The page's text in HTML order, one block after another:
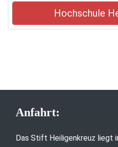
Hochschule
Anfahrt:
Das Stift Heiligenkreuz liegt